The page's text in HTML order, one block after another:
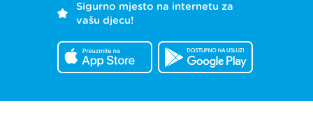
Sigurno mjesto na internetu za
vašu djecu!